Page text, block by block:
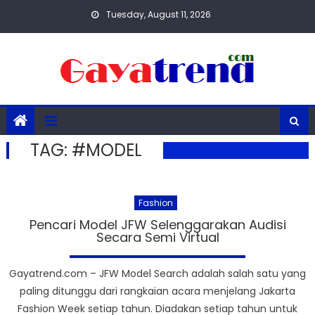
Tuesday, August 11, 2026
TAG: #MODEL
Fashion
Pencari Model JFW Selenggarakan Audisi
Secara Semi Virtual
Gayatrend.com – JFW Model Search adalah salah satu yang
paling ditunggu dari rangkaian acara menjelang Jakarta
Fashion Week setiap tahun. Diadakan setiap tahun untuk